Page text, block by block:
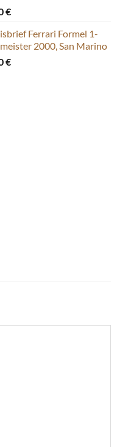
€
Ferrari Formel 1-
2000, San Marino
€